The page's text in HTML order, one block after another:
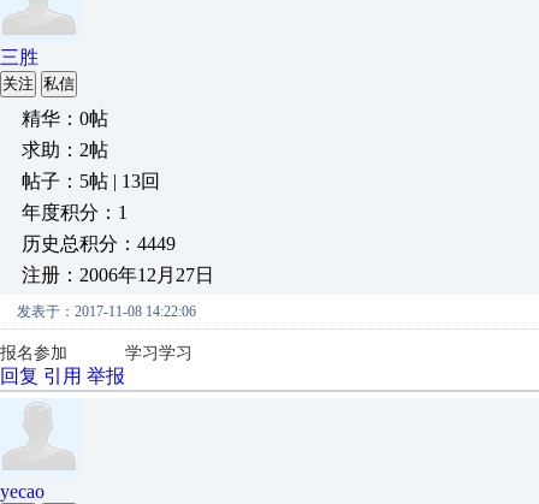
三胜
关注 私信
精华：0帖
求助：2帖
帖子：5帖 | 13回
年度积分：1
历史总积分：4449
注册：2006年12月27日
发表于：2017-11-08 14:22:06
报名参加 学习学习
回复 引用 举报
yecao